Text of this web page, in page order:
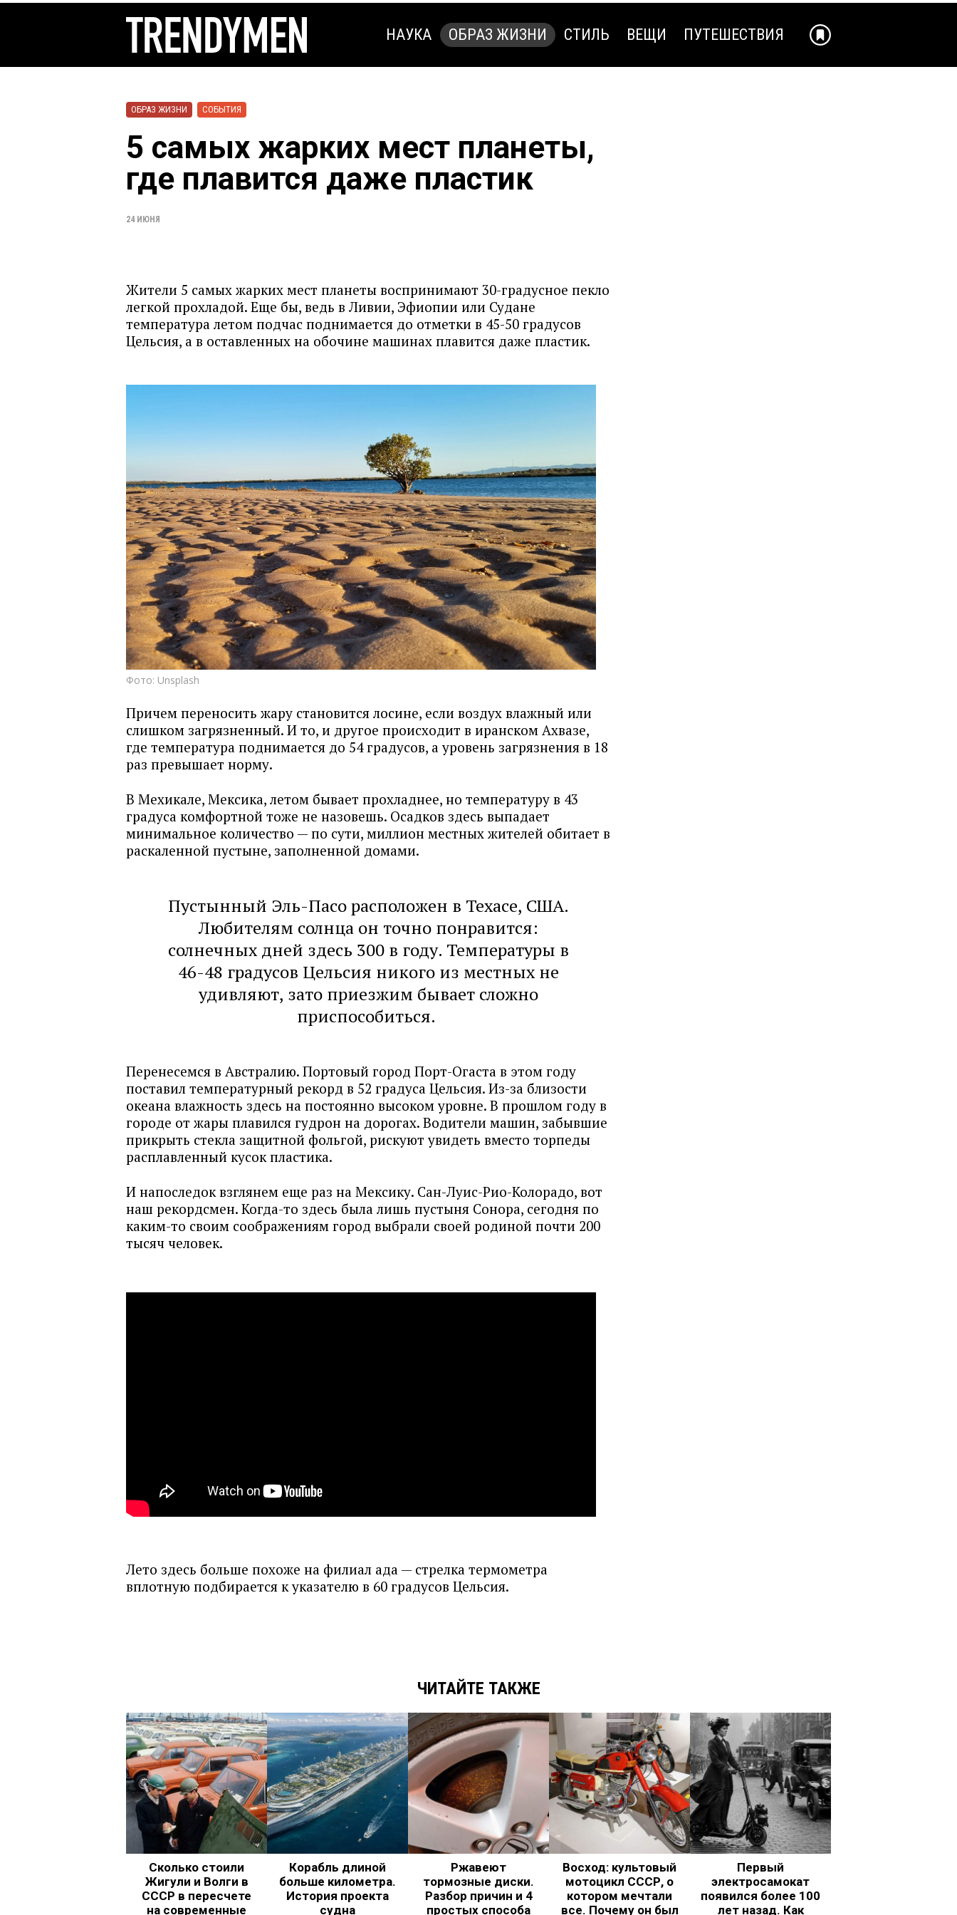
НАУКА ОБРАЗ ЖИЗНИ СТИЛЬ ВЕЩИ ПУТЕШЕСТВИЯ
ОБРАЗ ЖИЗНИ СОБЫТИЯ
5 самых жарких мест планеты,
где плавится даже пластик
24 ИЮНЯ
Жители 5 самых жарких мест планеты воспринимают 30-градусное пекло
легкой прохладой. Еще бы, ведь в Ливии, Эфиопии или Судане
температура летом подчас поднимается до отметки в 45-50 градусов
Цельсия, а в оставленных на обочине машинах плавится даже пластик.
Фото: Unsplash
Причем переносить жару становится лосине, если воздух влажный или
слишком загрязненный. И то, и другое происходит в иранском Ахвазе,
где температура поднимается до 54 градусов, а уровень загрязнения в 18
раз превышает норму.
В Мехикале, Мексика, летом бывает прохладнее, но температуру в 43
градуса комфортной тоже не назовешь. Осадков здесь выпадает
минимальное количество — по сути, миллион местных жителей обитает в
раскаленной пустыне, заполненной домами.
Пустынный Эль-Пасо расположен в Техасе, США.
Любителям солнца он точно понравится:
солнечных дней здесь 300 в году. Температуры в
46-48 градусов Цельсия никого из местных не
удивляют, зато приезжим бывает сложно
приспособиться.
Перенесемся в Австралию. Портовый город Порт-Огаста в этом году
поставил температурный рекорд в 52 градуса Цельсия. Из-за близости
океана влажность здесь на постоянно высоком уровне. В прошлом году в
городе от жары плавился гудрон на дорогах. Водители машин, забывшие
прикрыть стекла защитной фольгой, рискуют увидеть вместо торпеды
расплавленный кусок пластика.
И напоследок взглянем еще раз на Мексику. Сан-Луис-Рио-Колорадо, вот
наш рекордсмен. Когда-то здесь была лишь пустыня Сонора, сегодня по
каким-то своим соображениям город выбрали своей родиной почти 200
тысяч человек.
Лето здесь больше похоже на филиал ада — стрелка термометра
вплотную подбирается к указателю в 60 градусов Цельсия.
ЧИТАЙТЕ ТАКЖЕ
Сколько стоили
Жигули и Волги в
СССР в пересчете
на современные
Корабль длиной
больше километра.
История проекта
судна
Ржавеют
тормозные диски.
Разбор причин и 4
простых способа
Восход: культовый
мотоцикл СССР, о
котором мечтали
все. Почему он был
Первый
электросамокат
появился более 100
лет назад. Как